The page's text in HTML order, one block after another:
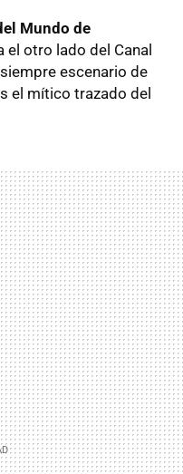
Mundo de
el otro lado del Canal
escenario de
el mítico trazado del